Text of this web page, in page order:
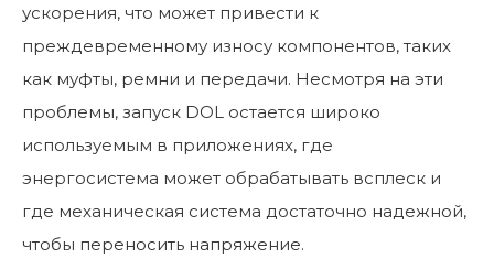
ускорения, что может привести к
преждевременному износу компонентов, таких
как муфты, ремни и передачи. Несмотря на эти
проблемы, запуск DOL остается широко
используемым в приложениях, где
энергосистема может обрабатывать всплеск и
где механическая система достаточно надежной,
чтобы переносить напряжение.